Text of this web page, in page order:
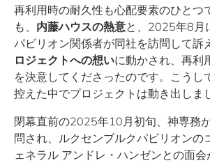
再利用時の耐久性も心配要素のひとつ
も、 内藤ハウスの熱意と、2025年8月
パビリオン関係者が同社を訪問して訴
ロジェクトへの想いに動かされ、再利
を決意してくださったのです。こうし
控えた中でプロジェクトは動き出しま
閉幕直前の2025年10月初旬、神専務
問され、ルクセンブルクパビリオンの
ェネラル アンドレ・ハンゼンとの面会